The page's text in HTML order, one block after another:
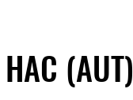
(AUT)